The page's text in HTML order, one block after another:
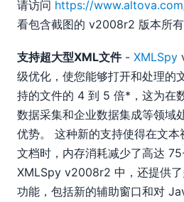
请访问 https://
看包含截图的 v2008r2 版本所有
支持超大型XML文件- XMLSpy
级优化，使您能够打开和处理的
持的文件的 4 到 5 倍*，这为在
数据采集和企业数据集成等领域
优势。 这种新的支持使得在文
文档时，内存消耗减少了高达
XMLSpy v2008r2 中，还提供了
功能，包括新的辅助窗口和对